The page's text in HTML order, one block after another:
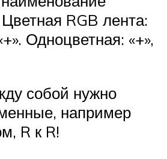
RGB лента:
Одноцветная: «+»,
собой нужно
например
R к R!